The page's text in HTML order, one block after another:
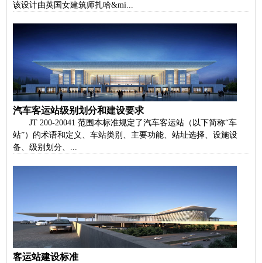
该设计由英国女建筑师扎哈&mi...
汽车客运站级别划分和建设要求
JT 200-20041 范围本标准规定了汽车客运站（以下简称“车
站”）的术语和定义、车站类别、主要功能、站址选择、设施设
备、级别划分、...
客运站建设标准